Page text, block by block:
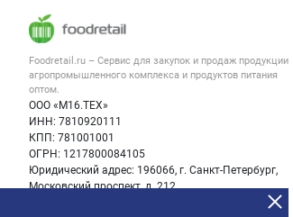
Важные разделы и контакты
Foodretail.ru – Сервис для закупок и продаж продукции
агропромышленного комплекса и продуктов питания
оптом.
ООО «М16.ТЕХ»
ИНН: 7810920111
КПП: 781001001
ОГРН: 1217800084105
Юридический адрес: 196066, г. Санкт-Петербург,
Московский проспект, д. 212